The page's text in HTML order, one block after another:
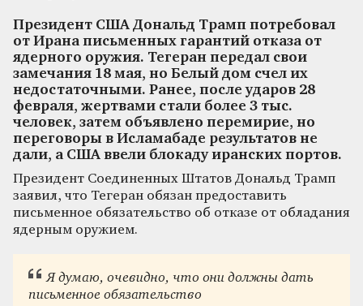
Президент США Дональд Трамп потребовал
от Ирана письменных гарантий отказа от
ядерного оружия. Тегеран передал свои
замечания 18 мая, но Белый дом счел их
недостаточными. Ранее, после ударов 28
февраля, жертвами стали более 3 тыс.
человек, затем объявлено перемирие, но
переговоры в Исламабаде результатов не
дали, а США ввели блокаду иранских портов.
Президент Соединенных Штатов Дональд Трамп
заявил, что Тегеран обязан предоставить
письменное обязательство об отказе от обладания
ядерным оружием.
Я думаю, очевидно, что они должны дать
письменное обязательство